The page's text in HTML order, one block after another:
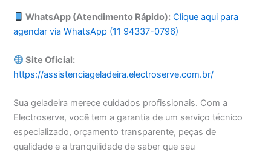
WhatsApp (Atendimento Rápido): Clique aqui para
agendar via WhatsApp (11 94337-0796)
Site Oficial:
https://assistenciageladeira.electroserve.com.br/
Sua geladeira merece cuidados profissionais. Com a
Electroserve, você tem a garantia de um serviço técnico
especializado, orçamento transparente, peças de
qualidade e a tranquilidade de saber que seu